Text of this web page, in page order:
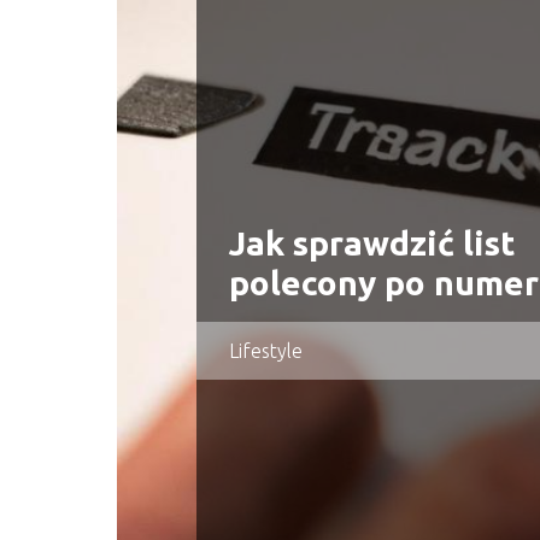
Jak sprawdzić list
polecony po
Lifestyle